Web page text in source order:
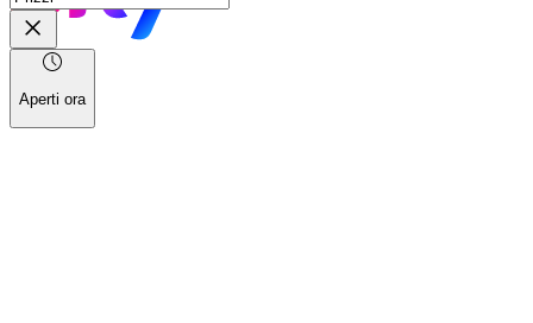
Aperti ora